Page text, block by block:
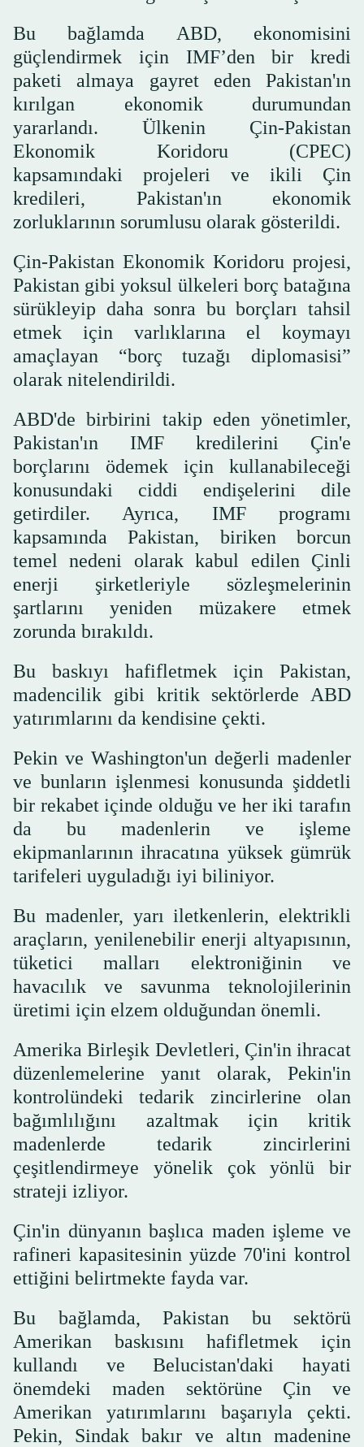
Bu bağlamda ABD, ekonomisini
güçlendirmek için IMF’den bir kredi
paketi almaya gayret eden Pakistan'ın
kırılgan ekonomik durumundan
yararlandı. Ülkenin Çin-Pakistan
Ekonomik Koridoru (CPEC)
kapsamındaki projeleri ve ikili Çin
kredileri, Pakistan'ın ekonomik
zorluklarının sorumlusu olarak gösterildi.
Çin-Pakistan Ekonomik Koridoru projesi,
Pakistan gibi yoksul ülkeleri borç batağına
sürükleyip daha sonra bu borçları tahsil
etmek için varlıklarına el koymayı
amaçlayan “borç tuzağı diplomasisi”
olarak nitelendirildi.
ABD'de birbirini takip eden yönetimler,
Pakistan'ın IMF kredilerini Çin'e
borçlarını ödemek için kullanabileceği
konusundaki ciddi endişelerini dile
getirdiler. Ayrıca, IMF programı
kapsamında Pakistan, biriken borcun
temel nedeni olarak kabul edilen Çinli
enerji şirketleriyle sözleşmelerinin
şartlarını yeniden müzakere etmek
zorunda bırakıldı.
Bu baskıyı hafifletmek için Pakistan,
madencilik gibi kritik sektörlerde ABD
yatırımlarını da kendisine çekti.
Pekin ve Washington'un değerli madenler
ve bunların işlenmesi konusunda şiddetli
bir rekabet içinde olduğu ve her iki tarafın
da bu madenlerin ve işleme
ekipmanlarının ihracatına yüksek gümrük
tarifeleri uyguladığı iyi biliniyor.
Bu madenler, yarı iletkenlerin, elektrikli
araçların, yenilenebilir enerji altyapısının,
tüketici malları elektroniğinin ve
havacılık ve savunma teknolojilerinin
üretimi için elzem olduğundan önemli.
Amerika Birleşik Devletleri, Çin'in ihracat
düzenlemelerine yanıt olarak, Pekin'in
kontrolündeki tedarik zincirlerine olan
bağımlılığını azaltmak için kritik
madenlerde tedarik zincirlerini
çeşitlendirmeye yönelik çok yönlü bir
strateji izliyor.
Çin'in dünyanın başlıca maden işleme ve
rafineri kapasitesinin yüzde 70'ini kontrol
ettiğini belirtmekte fayda var.
Bu bağlamda, Pakistan bu sektörü
Amerikan baskısını hafifletmek için
kullandı ve Belucistan'daki hayati
önemdeki maden sektörüne Çin ve
Amerikan yatırımlarını başarıyla çekti.
Pekin, Sindak bakır ve altın madenine